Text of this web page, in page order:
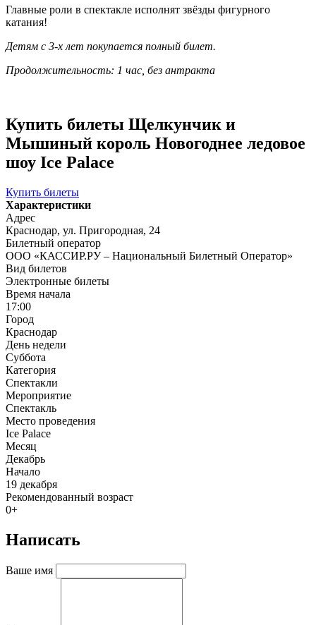
Главные роли в спектакле исполнят звёзды фигурного
катания!
Детям с 3-х лет покупается полный билет.
Продолжительность: 1 час, без антракта
Купить билеты Щелкунчик и
Мышиный король Новогоднее ледовое
шоу Ice Palace
Купить билеты
Характеристики
Адрес
Краснодар, ул. Пригородная, 24
Билетный оператор
ООО «КАССИР.РУ – Национальный Билетный Оператор»
Вид билетов
Электронные билеты
Время начала
17:00
Город
Краснодар
День недели
Суббота
Категория
Спектакли
Мероприятие
Спектакль
Место проведения
Ice Palace
Месяц
Декабрь
Начало
19 декабря
Рекомендованный возраст
0+
Написать
Ваше имя